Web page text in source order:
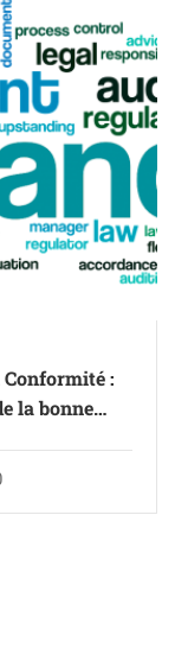
Conformité :
la bonne